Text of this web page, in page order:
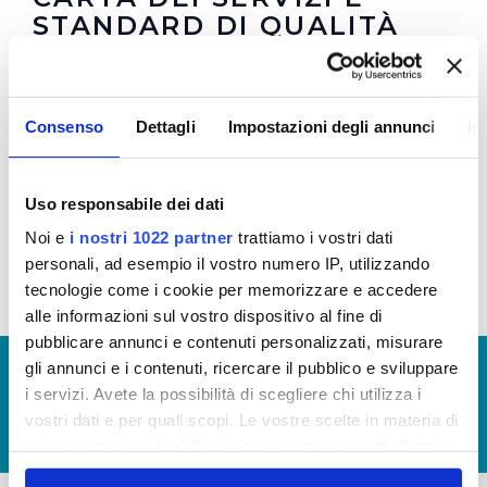
Consenso Dettagli Impostazioni degli annunci
Uso responsabile dei dati
Noi e i nostri 1022 partner trattiamo i vostri dati
personali, ad esempio il vostro numero IP, utilizzando
tecnologie come i cookie per memorizzare e accedere
alle informazioni sul vostro dispositivo al fine di
pubblicare annunci e contenuti personalizzati, misurare
gli annunci e i contenuti, ricercare il pubblico e sviluppare
i servizi. Avete la possibilità di scegliere chi utilizza i
vostri dati e per quali scopi. Le vostre scelte in materia di
in cui avete effettuato le vostre scelte. È possibile
STANDARD DI QUALITÀ
Carta del Servizio e Regolamento del Servizio
Idrico Toscano
scaricare la Carta del Servizio Idrico Integrato in
vigolre dal 1 luglio 2016 e il Regolamento
© Copyright 2017 - 2026
GLOSSARIO
GIUDICA IL SERVIZIO